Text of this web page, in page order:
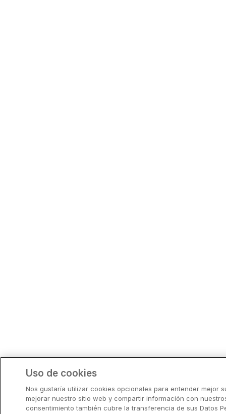
Uso de cookies
Nos gustaría utilizar cookies opcionales para entender mejor
mejorar nuestro sitio web y compartir información con
consentimiento también cubre la transferencia de sus Datos